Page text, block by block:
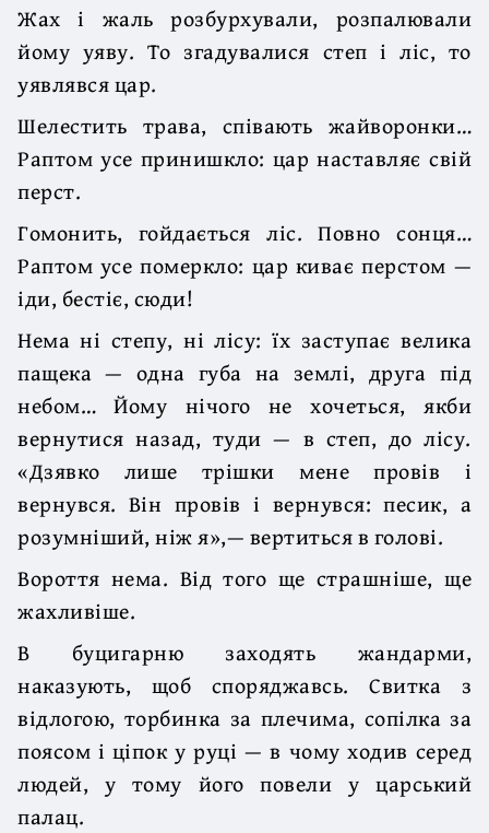
Жах і жаль розбурхували, розпалювали
йому уяву. То згадувалися степ і ліс, то
уявлявся цар.
Шелестить трава, співають жайворонки…
Раптом усе принишкло: цар наставляє свій
перст.
Гомонить, гойдається ліс. Повно сонця…
Раптом усе померкло: цар киває перстом —
іди, бестіє, сюди!
Нема ні степу, ні лісу: їх заступає велика
пащека — одна губа на землі, друга під
небом… Йому нічого не хочеться, якби
вернутися назад, туди — в степ, до лісу.
«Дзявко лише трішки мене провів і
вернувся. Він провів і вернувся: песик, а
розумніший, ніж я»,— вертиться в голові.
Вороття нема. Від того ще страшніше, ще
жахливіше.
В буцигарню заходять жандарми,
наказують, щоб споряджавсь. Свитка з
відлогою, торбинка за плечима, сопілка за
поясом і ціпок у руці — в чому ходив серед
людей, у тому його повели у царський
палац.